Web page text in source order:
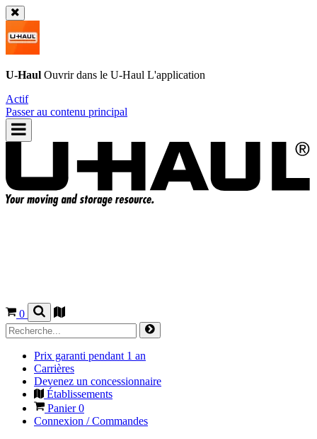
U-Haul Ouvrir dans le U-Haul L'application
Actif
Passer au contenu principal
0
Prix garanti pendant 1 an
Carrières
Devenez un concessionnaire
Établissements
Panier0
Connexion / Commandes